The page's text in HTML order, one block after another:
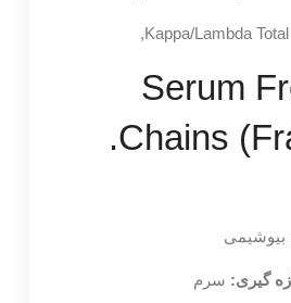
Kappa/Lambda
Serum
Chains
بیوشیمی
گیری: سرم